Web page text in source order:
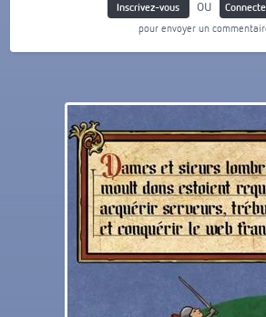
Inscrivez-vous ou
pour envoyer un